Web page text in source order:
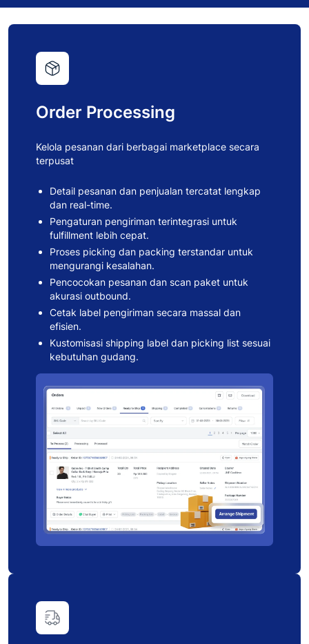
Order Processing
Kelola pesanan dari berbagai marketplace secara
terpusat
Detail pesanan dan penjualan tercatat lengkap
dan real-time.
Pengaturan pengiriman terintegrasi untuk
fulfillment lebih cepat.
Proses picking dan packing terstandar untuk
mengurangi kesalahan.
Pencocokan pesanan dan scan paket untuk
akurasi outbound.
Cetak label pengiriman secara massal dan
efisien.
Kustomisasi shipping label dan picking list sesuai
kebutuhan gudang.